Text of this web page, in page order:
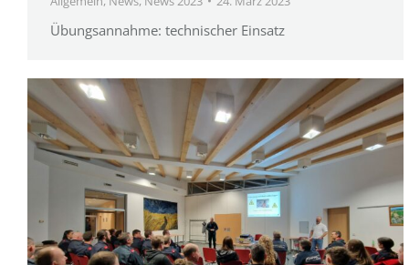
Übungsannahme: technischer Einsatz